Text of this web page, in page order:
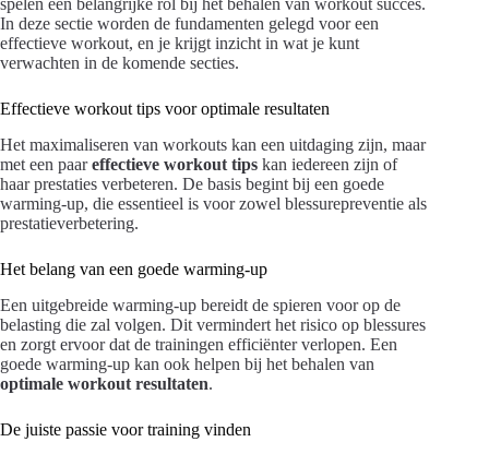
spelen een belangrijke rol bij het behalen van workout succes.
In deze sectie worden de fundamenten gelegd voor een
effectieve workout, en je krijgt inzicht in wat je kunt
verwachten in de komende secties.
Effectieve workout tips voor optimale resultaten
Het maximaliseren van workouts kan een uitdaging zijn, maar
met een paareffectieve workout tips kan iedereen zijn of
haar prestaties verbeteren. De basis begint bij een goede
warming-up, die essentieel is voor zowel blessurepreventie als
prestatieverbetering.
Het belang van een goede warming-up
Een uitgebreide warming-up bereidt de spieren voor op de
belasting die zal volgen. Dit vermindert het risico op blessures
en zorgt ervoor dat de trainingen efficiënter verlopen. Een
goede warming-up kan ook helpen bij het behalen van
optimale workout resultaten.
De juiste passie voor training vinden